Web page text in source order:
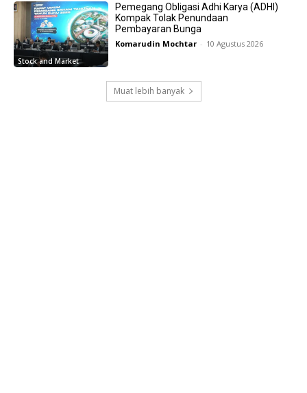
Stock and Market
Pemegang Obligasi Adhi Karya (ADHI)
Kompak Tolak Penundaan
Pembayaran Bunga
Komarudin Mochtar - 10 Agustus 2026
Muat lebih banyak